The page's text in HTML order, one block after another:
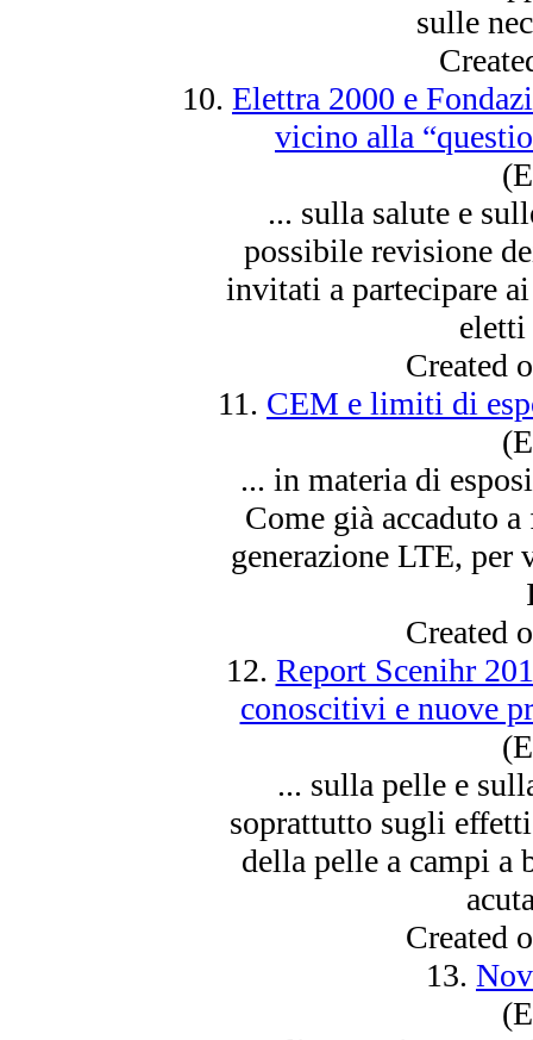
sulle
10. Elettra 2000 e
vicino alla
... sulla salute e
possibile revisione
invitati a partecipare
eletti
Created
11. CEM e limiti di
... in materia di
Come già accaduto
generazione LTE,
Created
12. Report Scenihr
conoscitivi e nuove
... sulla pelle e
soprattutto sugli
della pelle a campi a
Created
13.